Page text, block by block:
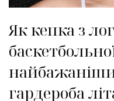
Як кепка з
гардероба